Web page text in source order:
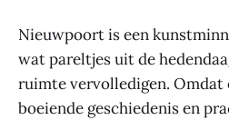
Nieuwpoort is een
wat pareltjes uit de
ruimte vervolledigen.
boeiende geschiedenis en